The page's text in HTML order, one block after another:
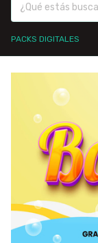
PACKS DIGITALES